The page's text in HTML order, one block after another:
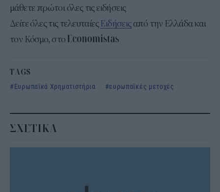
μάθετε πρώτοι όλες τις ειδήσεις
Δείτε όλες τις τελευταίεςΕιδήσειςαπό την Ελλάδα και
τον Κόσμο, στο
TAGS
Ευρωπαϊκά Χρηματιστήρια
ευρωπαϊκές μετοχές
ΣΧΕΤΙΚΑ